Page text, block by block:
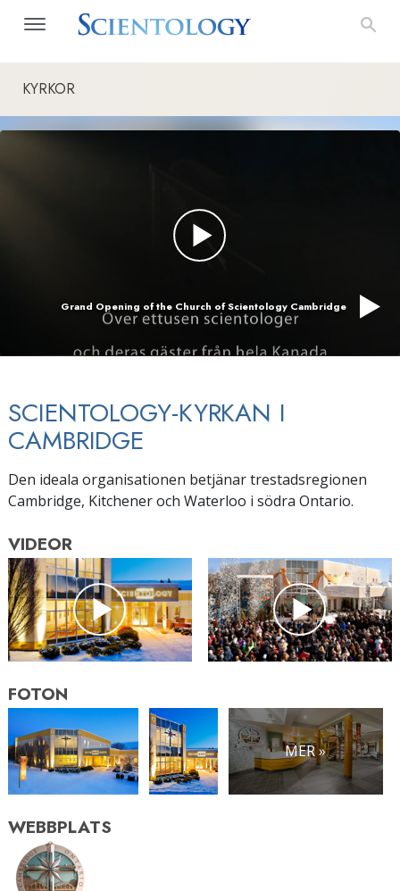
KYRKOR
Grand Opening of the Church of Scientology Cambridge
SCIENTOLOGY-KYRKAN I
CAMBRIDGE
Den ideala organisationen betjänar trestadsregionen
Cambridge, Kitchener och Waterloo i södra Ontario.
VIDEOR
FOTON
MER »
WEBBPLATS